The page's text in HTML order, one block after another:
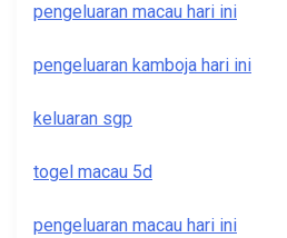
pengeluaran macau hari ini
pengeluaran kamboja hari ini
keluaran sgp
togel macau 5d
pengeluaran macau hari ini